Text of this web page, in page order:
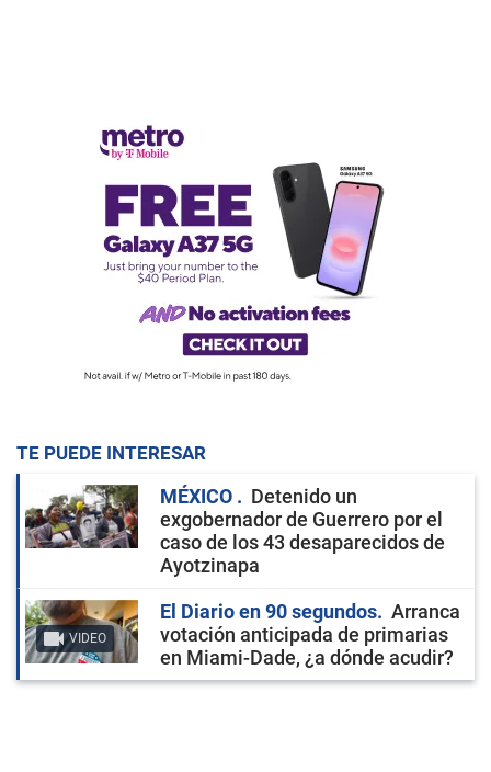
TE PUEDE INTERESAR
MÉXICO
Detenido un
exgobernador de Guerrero por el
caso de los 43 desaparecidos de
Ayotzinapa
VIDEO
El Diario en 90 segundos
Arranca
votación anticipada de primarias
en Miami-Dade, ¿a dónde acudir?